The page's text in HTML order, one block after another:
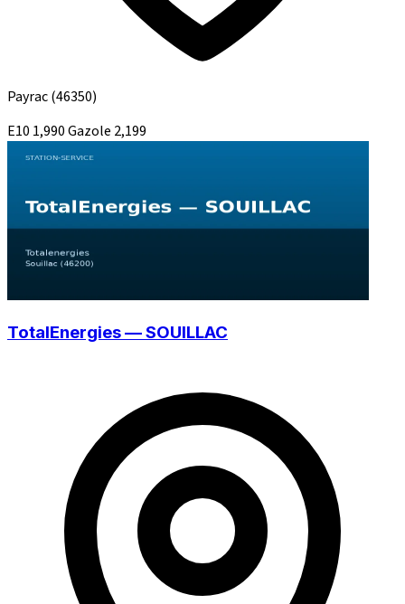
Payrac(46350)
E10 1,990Gazole 2,199
TotalEnergies — SOUILLAC